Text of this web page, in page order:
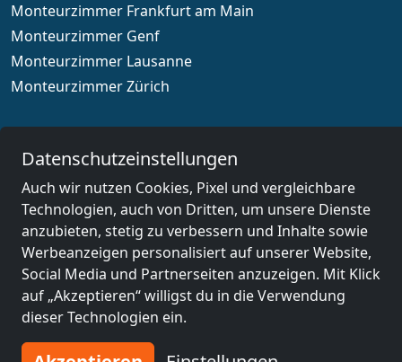
Monteurzimmer Frankfurt am Main
Monteurzimmer Genf
Monteurzimmer Lausanne
Monteurzimmer Zürich
Länderauswahl
© 2026 www.monteurzimmerguru.ch
Impressum
AGB
Datenschutzerklärung
Datenschutzeinstellungen
Auch wir nutzen Cookies, Pixel und vergleichbare
Technologien, auch von Dritten, um unsere Dienste
anzubieten, stetig zu verbessern und Inhalte sowie
Werbeanzeigen personalisiert auf unserer Website,
Social Media und Partnerseiten anzuzeigen. Mit Klick
auf „Akzeptieren“ willigst du in die Verwendung
dieser Technologien ein.